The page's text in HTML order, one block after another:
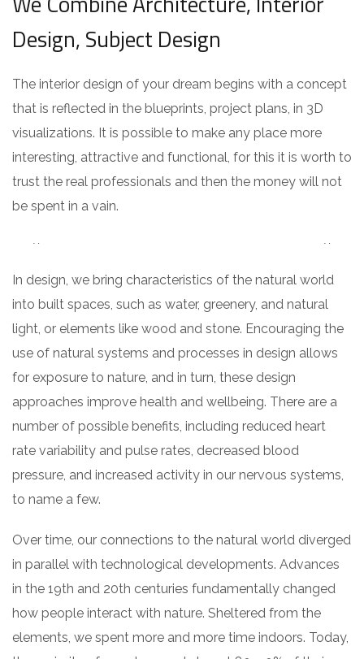
Design, Subject Design
The interior design of your dream begins with a concept
that is reflected in the blueprints, project plans, in 3D
visualizations. It is possible to make any place more
interesting, attractive and functional, for this it is worth to
trust the real professionals and then the money will not
be spent in a vain.
In design, we bring characteristics of the natural world
into built spaces, such as water, greenery, and natural
light, or elements like wood and stone. Encouraging the
use of natural systems and processes in design allows
for exposure to nature, and in turn, these design
approaches improve health and wellbeing. There are a
number of possible benefits, including reduced heart
rate variability and pulse rates, decreased blood
pressure, and increased activity in our nervous systems,
to name a few.
Over time, our connections to the natural world diverged
in parallel with technological developments. Advances
in the 19th and 20th centuries fundamentally changed
how people interact with nature. Sheltered from the
elements, we spent more and more time indoors. Today,